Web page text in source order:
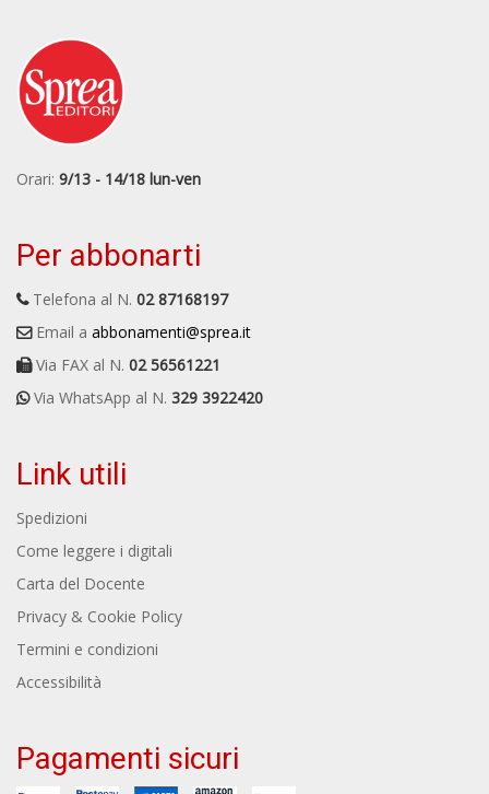
Orari: 9/13 - 14/18 lun-ven
Per abbonarti
Telefona al N. 02 87168197
Email a abbonamenti@sprea.it
Via FAX al N. 02 56561221
Via WhatsApp al N. 329 3922420
Link utili
Spedizioni
Come leggere i digitali
Carta del Docente
Privacy & Cookie Policy
Termini e condizioni
Accessibilità
Pagamenti sicuri